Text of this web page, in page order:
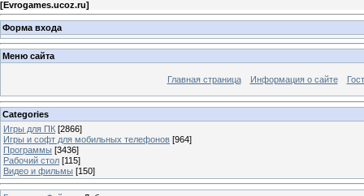
[Evrogames.ucoz.ru]
Форма входа
Меню сайта
Главная страница Информация о сайте
Categories
Игры для ПК [2866]
Игры и софт для мобильных телефонов [964]
Программы [3436]
Рабочий стол [115]
Видео и фильмы [150]